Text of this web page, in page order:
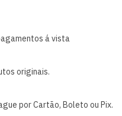
á vista
originais.
por Cartão, Boleto ou Pix.